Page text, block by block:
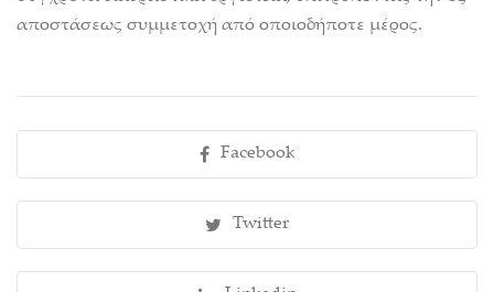
αποστάσεως συμμετοχή από οποιοδήποτε μέρος.
Facebook
Twitter